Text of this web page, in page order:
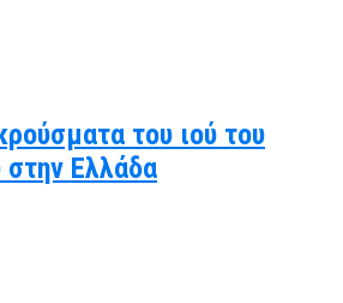
του ιού του
στην Ελλάδα